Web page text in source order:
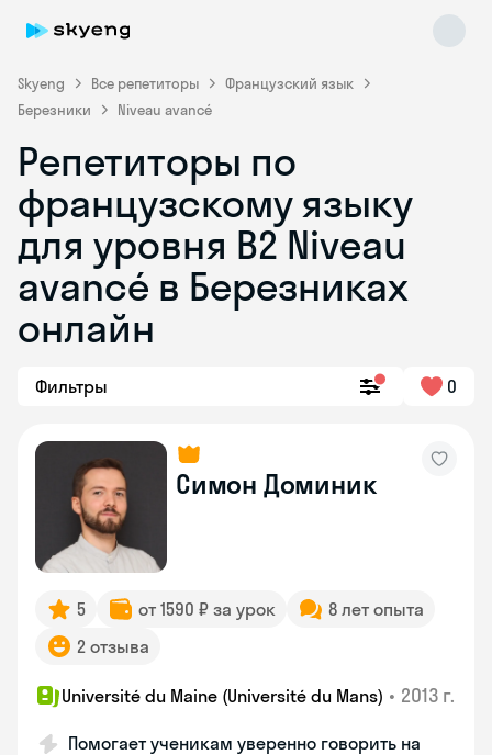
Skyeng Все репетиторы
Французский язык
Березники
Niveau avancé
Репетиторы по
французскому языку
для уровня B2 Niveau
avancé в Березниках
онлайн
Фильтры 0
Симон Доминик
5 от 1590 ₽ за урок
8 лет опыта
2 отзыва
Université du Maine (Université du Mans) • 2013 г.
Помогает ученикам уверенно говорить на
Skyeng Chat